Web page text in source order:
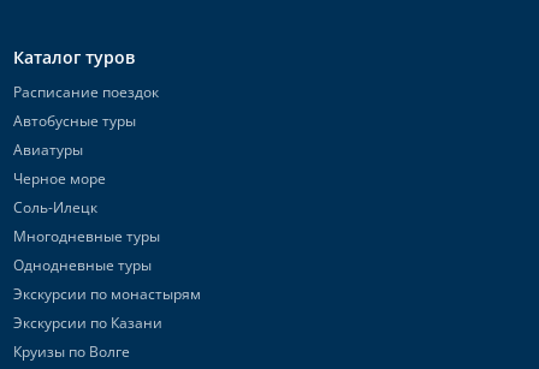
Каталог туров
Расписание поездок
Автобусные туры
Авиатуры
Черное море
Соль-Илецк
Многодневные туры
Однодневные туры
Экскурсии по монастырям
Экскурсии по Казани
Круизы по Волге